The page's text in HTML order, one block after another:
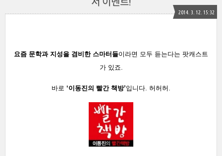
2014. 3. 12. 15:32
요즘 문학과 지성을 겸비한 스마터들이라면 모두 듣는다는 팟캐스트
가 있죠.
바로 ‘이동진의 빨간 책방’입니다. 허허허.